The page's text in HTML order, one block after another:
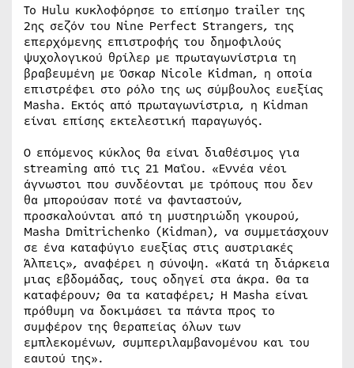
Το Hulu κυκλοφόρησε το επίσημο trailer της
2ης σεζόν του Nine Perfect Strangers, της
επερχόμενης επιστροφής του δημοφιλούς
ψυχολογικού θρίλερ με πρωταγωνίστρια τη
βραβευμένη με Όσκαρ Nicole Kidman, η οποία
επιστρέφει στο ρόλο της ως σύμβουλος ευεξίας
Masha. Εκτός από πρωταγωνίστρια, η Kidman
είναι επίσης εκτελεστική παραγωγός.
Ο επόμενος κύκλος θα είναι διαθέσιμος για
streaming από τις 21 Μαΐου. «Εννέα νέοι
άγνωστοι που συνδέονται με τρόπους που δεν
θα μπορούσαν ποτέ να φανταστούν,
προσκαλούνται από τη μυστηριώδη γκουρού,
Masha Dmitrichenko (Kidman), να συμμετάσχουν
σε ένα καταφύγιο ευεξίας στις αυστριακές
Άλπεις», αναφέρει η σύνοψη. «Κατά τη διάρκεια
μιας εβδομάδας, τους οδηγεί στα άκρα. Θα τα
καταφέρουν; Θα τα καταφέρει; Η Masha είναι
πρόθυμη να δοκιμάσει τα πάντα προς το
συμφέρον της θεραπείας όλων των
εμπλεκομένων, συμπεριλαμβανομένου και του
εαυτού της».